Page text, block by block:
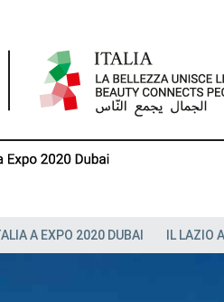
A EXPO 2020 DUBAI IL LAZIO